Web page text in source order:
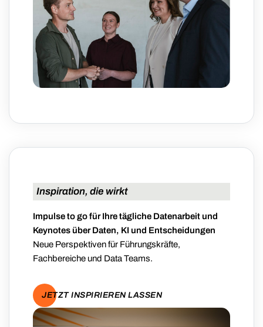
Inspiration, die wirkt
Impulse to go für Ihre tägliche Datenarbeit und
Keynotes über Daten, KI und Entscheidungen
Neue Perspektiven für Führungskräfte,
Fachbereiche und Data Teams.
JETZT INSPIRIEREN LASSEN